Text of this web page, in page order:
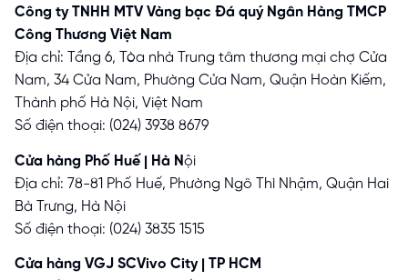
Công ty TNHH MTV Vàng bạc Đá quý Ngân Hàng TMCP
Công Thương Việt Nam
Địa chỉ: Tầng 6, Tòa nhà Trung tâm thương mại chợ Cửa
Nam, 34 Cửa Nam, Phường Cửa Nam, Quận Hoàn Kiếm,
Thành phố Hà Nội, Việt Nam
Số điện thoại: (024) 3938 8679
Cửa hàng Phố Huế | Hà Nội
Địa chỉ: 78-81 Phố Huế, Phường Ngô Thì Nhậm, Quận Hai
Bà Trưng, Hà Nội
Số điện thoại: (024) 3835 1515
Cửa hàng VGJ SCVivo City | TP HCM